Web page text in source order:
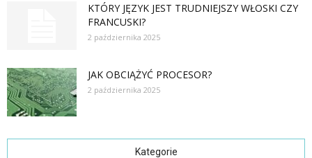
KTÓRY JĘZYK JEST TRUDNIEJSZY WŁOSKI CZY
FRANCUSKI?
2 października 2025
JAK OBCIĄŻYĆ PROCESOR?
2 października 2025
Kategorie